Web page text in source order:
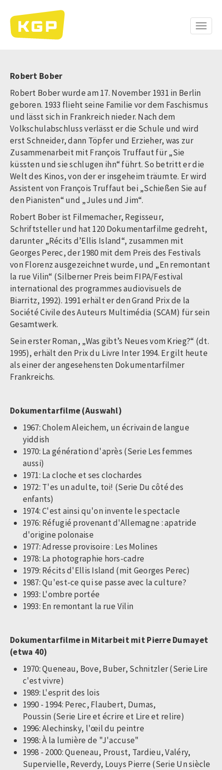
zum
Inhalt
Toggle
Robert Bober
Robert Bober wurde am 17. November 1931 in Berlin
geboren. 1933 flieht seine Familie vor dem Faschismus
und lässt sich in Frankreich nieder. Nach dem
Volkschulabschluss verlässt er die Schule und wird
erst Schneider, dann Töpfer und Erzieher, was zur
Zusammenarbeit mit François Truffaut für „Sie
küssten und sie schlugen ihn“ führt. So betritt er die
Welt des Kinos, von der er insgeheim träumte. Er wird
Assistent von François Truffaut bei „Schießen Sie auf
den Pianisten“ und „Jules und Jim“.
Robert Bober ist Filmemacher, Regisseur,
Schriftsteller und hat 120 Dokumentarfilme gedreht,
darunter „Récits d’Ellis Island“, zusammen mit
Georges Perec, der 1980 mit dem Preis des Festivals
von Florenz ausgezeichnet wurde, und „En remontant
la rue Vilin“ (Silberner Preis beim FIPA/Festival
international des programmes audiovisuels de
Biarritz, 1992). 1991 erhält er den Grand Prix de la
Société Civile des Auteurs Multimédia (SCAM) für sein
Gesamtwerk.
Sein erster Roman, „Was gibt’s Neues vom Krieg?“ (dt.
1995), erhält den Prix du Livre Inter 1994. Er gilt heute
als einer der angesehensten Dokumentarfilmer
Frankreichs.
Dokumentarfilme (Auswahl)
1967: Cholem Aleichem, un écrivain de langue
yiddish
1970: La génération d'après (Serie Les femmes
aussi)
1971: La cloche et ses clochardes
1972: T'es un adulte, toi! (Serie Du côté des
enfants)
1974: C'est ainsi qu'on invente le spectacle
1976: Réfugié provenant d'Allemagne : apatride
d'origine polonaise
1977: Adresse provisoire : Les Molines
1978: La photographie hors-cadre
1979: Récits d'Ellis Island (mit Georges Perec)
1987: Qu'est-ce qui se passe avec la culture?
1993: L'ombre portée
1993: En remontant la rue Vilin
Dokumentarfilme in Mitarbeit mit Pierre Dumayet
(etwa 40)
1970: Queneau, Bove, Buber, Schnitzler (Serie Lire
c'est vivre)
1989: L'esprit des lois
1990 - 1994: Perec, Flaubert, Dumas,
Poussin (Serie Lire et écrire et Lire et relire)
1996: Alechinsky, l'œil du peintre
1998: À la lumière de "J'accuse"
1998 - 2000: Queneau, Proust, Tardieu, Valéry,
Supervielle, Reverdy, Louys Pierre (Serie Un siècle